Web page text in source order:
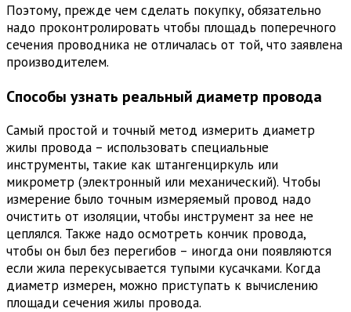
Поэтому, прежде чем сделать покупку, обязательно
надо проконтролировать чтобы площадь поперечного
сечения проводника не отличалась от той, что заявлена
производителем.
Способы узнать реальный диаметр провода
Самый простой и точный метод измерить диаметр
жилы провода – использовать специальные
инструменты, такие как штангенциркуль или
микрометр (электронный или механический). Чтобы
измерение было точным измеряемый провод надо
очистить от изоляции, чтобы инструмент за нее не
цеплялся. Также надо осмотреть кончик провода,
чтобы он был без перегибов – иногда они появляются
если жила перекусывается тупыми кусачками. Когда
диаметр измерен, можно приступать к вычислению
площади сечения жилы провода.